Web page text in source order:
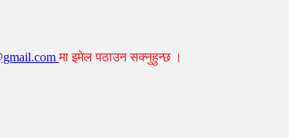
मा इमेल पठाउन सक्नुहुन्छ ।